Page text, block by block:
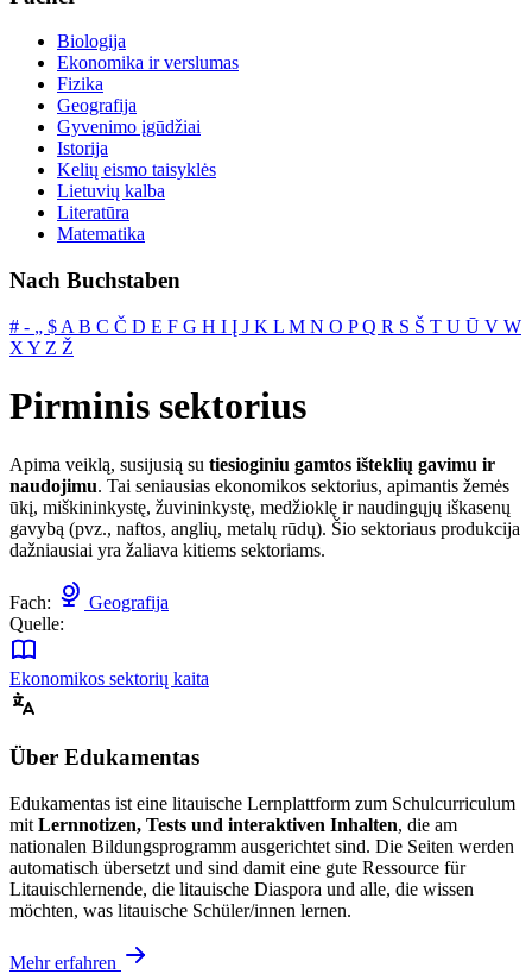
Biologija
Ekonomika ir verslumas
Fizika
Geografija
Gyvenimo įgūdžiai
Istorija
Kelių eismo taisyklės
Lietuvių kalba
Literatūra
Matematika
Nach Buchstaben
# ‐ „ $ A B C Č D E F G H I Į J K L M N O PQ R S Š T U Ū V W
X Y Z Ž
Pirminis sektorius
Apima veiklą, susijusią su tiesioginiu gamtos išteklių gavimu ir
naudojimu. Tai seniausias ekonomikos sektorius, apimantis žemės
ūkį, miškininkystę, žuvininkystę, medžioklę ir naudingųjų iškasenų
gavybą (pvz., naftos, anglių, metalų rūdų). Šio sektoriaus produkcija
dažniausiai yra žaliava kitiems sektoriams.
Fach:
Geografija
Quelle:
Ekonomikos sektorių kaita
Über Edukamentas
Edukamentas ist eine litauische Lernplattform zum Schulcurriculum
mit Lernnotizen, Tests und interaktiven Inhalten, die am
nationalen Bildungsprogramm ausgerichtet sind. Die Seiten werden
automatisch übersetzt und sind damit eine gute Ressource für
Litauischlernende, die litauische Diaspora und alle, die wissen
möchten, was litauische Schüler/innen lernen.
Mehr erfahren